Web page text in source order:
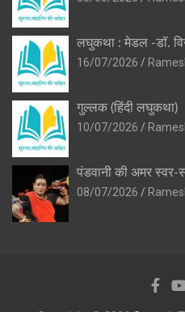
लघुकथा : मेडल -डॉ.
16/07/2026
गुल्लक (हिंदी लघुकथा)
10/07/2026
पंडवानी की अमर स्वर-
08/07/2026